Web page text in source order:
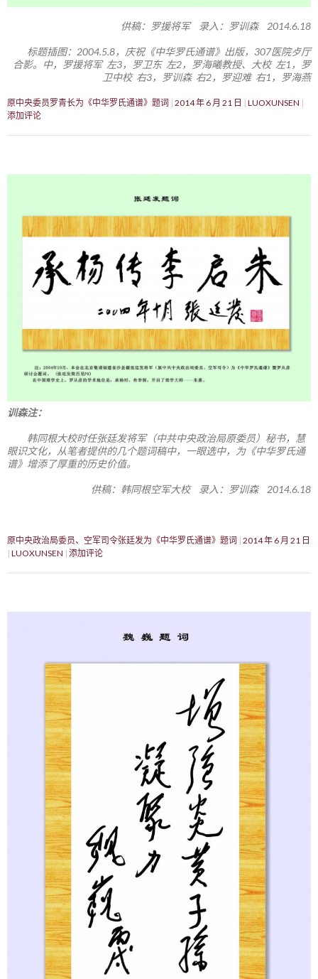
供稿：罗援将军 录入：罗训森 2014.6.18
标题插图：2004.5.8，庆祝《中华罗氏通谱》出版，307医院歺厅
合影。中，罗援将军 左3，罗卫东 左2，罗海曦教授、大校 左1，罗
卫中校 右3，罗训森 右2，罗迎难 右1，罗海燕
原中央委员罗青长为《中华罗氏通谱》题词 2014 年 6 月 21 日
LUOXUNSEN
添加评论
训森注：
韩同根大校时任张廷发将军（中共中央政治局原委员）秘书，慧
眼识文化，从笔者提供的几个题词稿中，一眼选中，为《中华罗氏通
谱》增添了厚重的历史价值。
供稿：韩同根空军大校 录入：罗训森 2014.6.18
原中央政治局委员、空军司令张廷发为《中华罗氏通谱》题词 2014 年 6 月 21 日
LUOXUNSEN 添加评论